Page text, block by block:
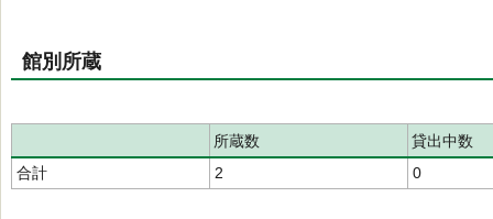
館別所蔵
所蔵数
貸出中数
合計
2 0